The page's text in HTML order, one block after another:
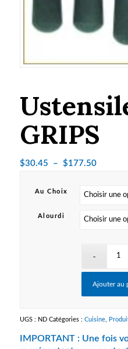
GRIPS
$30.45 – $177.50Plage
prix :
à
Au Choix
Alourdi
Ajouter au
UGS : ND Catégories : Cuisine,